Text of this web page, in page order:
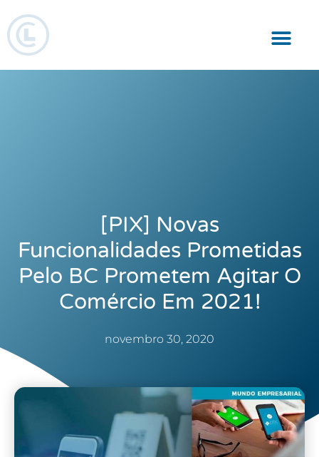
[PIX] Novas
Funcionalidades Prometidas
Pelo BC Prometem Agitar O
Comércio Em 2021!
novembro 30, 2020